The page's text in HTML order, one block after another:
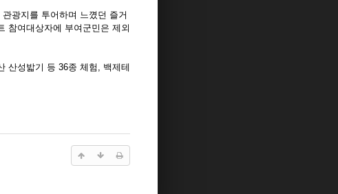
광지를 투어하며 느꼈던 즐거
참여대상자에 부여군민은 제외
산성밟기 등 36종 체험, 백제테